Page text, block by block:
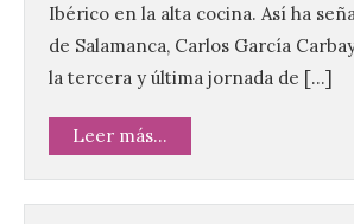
Ibérico en la alta cocina. Así ha
de Salamanca, Carlos García
la tercera y última jornada de […]
Leer más...